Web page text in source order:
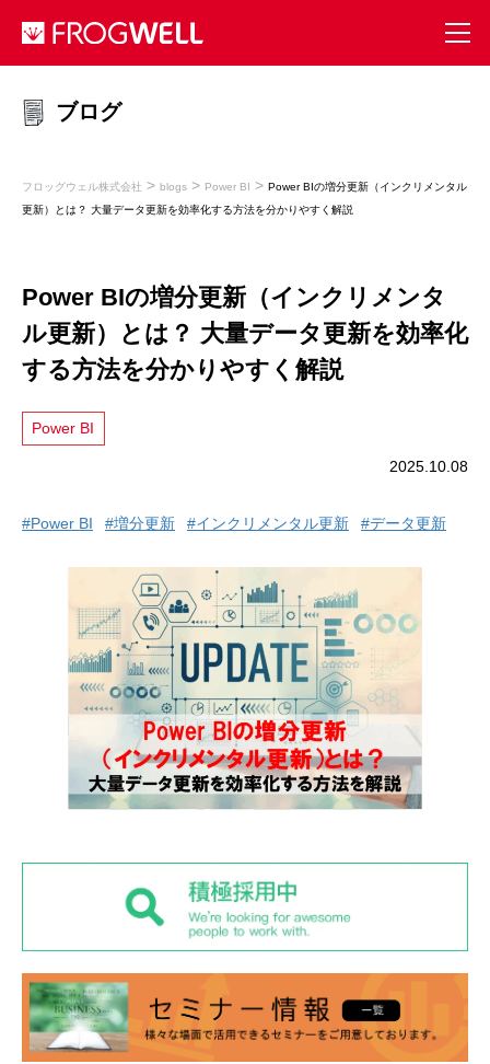
ブログ
フロッグウェル株式会社 > blogs > Power BI > Power BIの増分更新（インクリメンタル
更新）とは？ 大量データ更新を効率化する方法を分かりやすく解説
Power BIの増分更新（インクリメンタ
ル更新）とは？ 大量データ更新を効率化
する方法を分かりやすく解説
Power BI
2025.10.08
#Power BI #増分更新 #インクリメンタル更新 #データ更新